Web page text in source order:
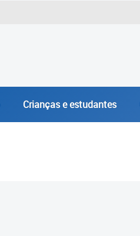
Crianças e estudantes